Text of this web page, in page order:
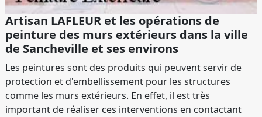
Artisan LAFLEUR et les opérations de
peinture des murs extérieurs dans la ville
de Sancheville et ses environs
Les peintures sont des produits qui peuvent servir de
protection et d'embellissement pour les structures
comme les murs extérieurs. En effet, il est très
important de réaliser ces interventions en contactant